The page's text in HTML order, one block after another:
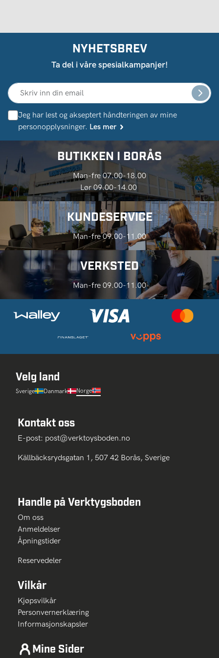
NYHETSBREV
Ta del i våre spesialkampanjer!
Jeg har lest og akseptert håndteringen av mine
personopplysninger. Les mer
BUTIKKEN I BORÅS
Man-fre 07.00-18.00
Lør 09.00-14.00
KUNDESERVICE
Man-fre 09.00-11.00
VERKSTED
Man-fre 09.00-11.00
Velg land
Sverige Danmark Norge
Kontakt oss
E-post: post@verktoysboden.no
Källbäcksrydsgatan 1, 507 42 Borås, Sverige
Handle på Verktygsboden
Om oss
Anmeldelser
Åpningstider
Reservedeler
Vilkår
Kjøpsvilkår
Personvernerklæring
Informasjonskapsler
Mine Sider